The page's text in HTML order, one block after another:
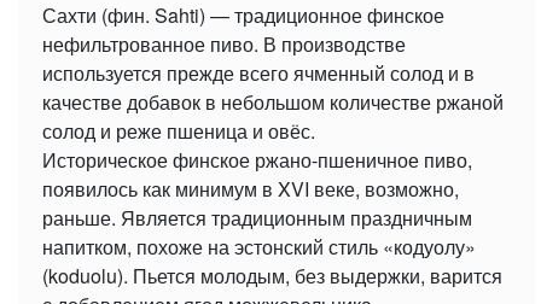
Сахти (фин. Sahti) — традиционное финское
нефильтрованное пиво. В производстве
используется прежде всего ячменный солод и в
качестве добавок в небольшом количестве ржаной
солод и реже пшеница и овёс.
Историческое финское ржано-пшеничное пиво,
появилось как минимум в XVI веке, возможно,
раньше. Является традиционным праздничным
напитком, похоже на эстонский стиль «кодуолу»
(koduolu). Пьется молодым, без выдержки, варится